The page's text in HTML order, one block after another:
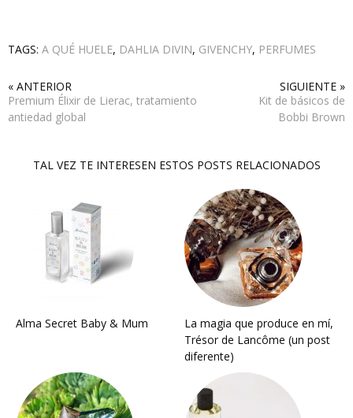
TAGS: A QUÉ HUELE, DAHLIA DIVIN, GIVENCHY, PERFUMES
« ANTERIOR
Premium Élixir de Lierac, tratamiento
antiedad global
SIGUIENTE »
Kit de básicos de
Bobbi Brown
TAL VEZ TE INTERESEN ESTOS POSTS RELACIONADOS
Alma Secret Baby & Mum
La magia que produce en mí,
Trésor de Lancôme (un post
diferente)